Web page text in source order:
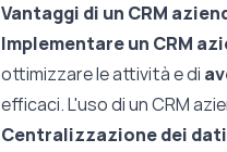
Vantaggi di un CRM
Implementare un CRM
ottimizzare le attività e di
efficaci. L'uso di un CRM
Centralizzazione dei dati